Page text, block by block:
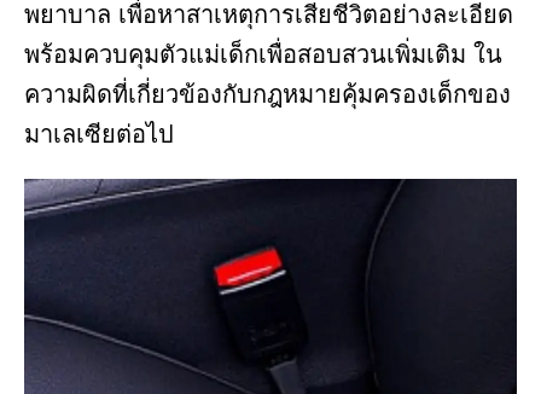
พยาบาล เพื่อหาสาเหตุการเสียชีวิตอย่างละเอียด
พร้อมควบคุมตัวแม่เด็กเพื่อสอบสวนเพิ่มเติม ใน
ความผิดที่เกี่ยวข้องกับกฎหมายคุ้มครองเด็กของ
มาเลเซียต่อไป